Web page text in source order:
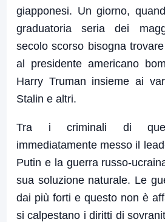
giapponesi. Un giorno,
graduatoria seria dei
secolo scorso bisogna
al presidente americano
Harry Truman insieme ai
Stalin e altri.
Tra i criminali di
immediatamente messo il
Putin e la guerra russo-
sua soluzione naturale. Le
dai più forti e questo non è
si calpestano i diritti di